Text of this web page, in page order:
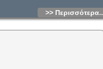
>> Περισσότερα...